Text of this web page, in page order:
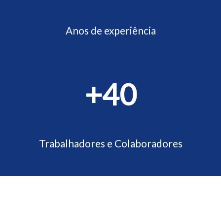
Anos de experiência
+40
Trabalhadores e Colaboradores